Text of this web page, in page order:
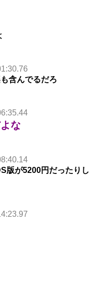
含んでるだろ
な
版が5200円だったりし